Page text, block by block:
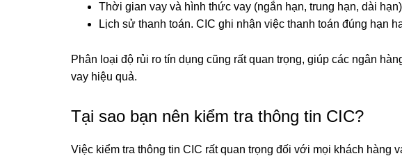
Thời gian vay và hình thức vay (ngắn hạn, trung hạn, dài
Lịch sử thanh toán. CIC ghi nhận việc thanh toán đúng hạn
Phân loại độ rủi ro tín dụng cũng rất quan trọng, giúp các ngân
vay hiệu quả.
Tại sao bạn nên kiểm tra thông tin CIC?
Việc kiểm tra thông tin CIC rất quan trọng đối với mọi khách hàng